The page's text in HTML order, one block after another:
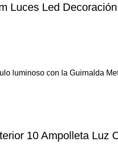
Luces Led
luminoso con la Guirnalda
10 Ampolleta Luz